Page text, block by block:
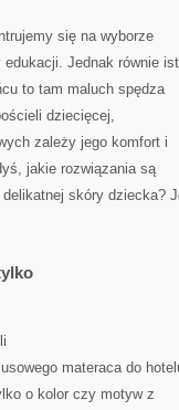
się na wyborze
Jednak równie
to tam maluch spędza
dziecięcej,
zależy jego komfort i
jakie rozwiązania są
skóry dziecka?
materaca do
o kolor czy motyw z